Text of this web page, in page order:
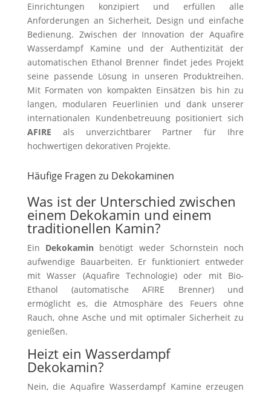
Einrichtungen konzipiert und erfüllen alle
Anforderungen an Sicherheit, Design und einfache
Bedienung. Zwischen der Innovation der Aquafire
Wasserdampf Kamine und der Authentizität der
automatischen Ethanol Brenner findet jedes Projekt
seine passende Lösung in unseren Produktreihen.
Mit Formaten von kompakten Einsätzen bis hin zu
langen, modularen Feuerlinien und dank unserer
internationalen Kundenbetreuung positioniert sich
AFIRE als unverzichtbarer Partner für Ihre
hochwertigen dekorativen Projekte.
Häufige Fragen zu Dekokaminen
Was ist der Unterschied zwischen
einem Dekokamin und einem
traditionellen Kamin?
Ein Dekokamin benötigt weder Schornstein noch
aufwendige Bauarbeiten. Er funktioniert entweder
mit Wasser (Aquafire Technologie) oder mit Bio-
Ethanol (automatische AFIRE Brenner) und
ermöglicht es, die Atmosphäre des Feuers ohne
Rauch, ohne Asche und mit optimaler Sicherheit zu
genießen.
Heizt ein Wasserdampf
Dekokamin?
Nein, die Aquafire Wasserdampf Kamine erzeugen